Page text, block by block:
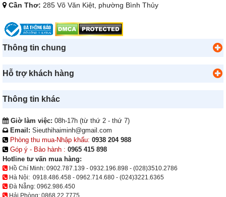
Cần Thơ: 285 Võ Văn Kiệt, phường Bình Thủy
Thông tin chung
Hỗ trợ khách hàng
Thông tin khác
Giờ làm việc: 08h-17h (từ thứ 2 - thứ 7)
Email: Sieuthihaiminh@gmail.com
Phòng thu mua-Nhập khẩu: 0938 204 988
Góp ý - Bảo hành : 0965 415 898
Hotline tư vấn mua hàng:
Hồ Chí Minh: 0902.787.139 - 0932.196.898 - (028)3510.2786
Hà Nội: 0918.486.458 - 0962.714.680 - (024)3221.6365
Đà Nẵng: 0962.986.450
Hải Phòng: 0868.22.7775